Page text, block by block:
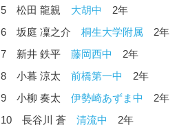
5 松田 龍親 大胡中
2年
6 坂庭 凜之介 桐生大学附属 2年
7 新井 鉄平 藤岡西中
2年
8 小暮 涼太 前橋第一中
2年
9 小柳 奏太 伊勢崎あずま中
2年
10 長谷川 蒼 清流中
2年